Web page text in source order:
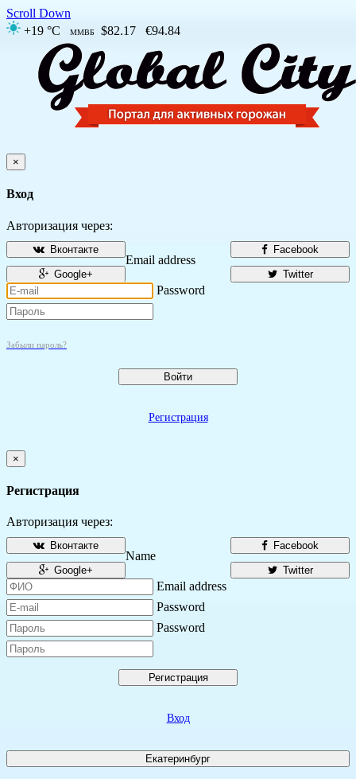
Scroll Down
+19 °C
ММВБ $82.17 €94.84
×
Вход
Авторизация через:
Facebook
Вконтакте
Twitter
Google+
Email address
Password
Забыли пароль?
Войти
Регистрация
×
Регистрация
Авторизация через:
Facebook
Вконтакте
Twitter
Google+
Name
Email address
Password
Password
Регистрация
Вход
Екатеринбург